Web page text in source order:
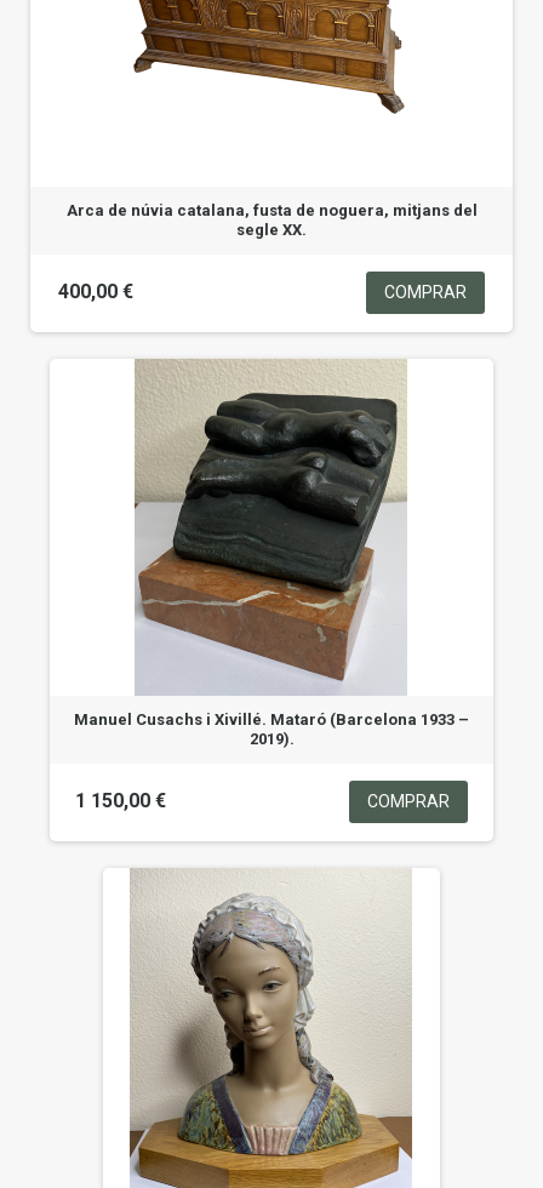
Arca de núvia catalana, fusta de noguera, mitjans del
segle XX.
400,00 € COMPRAR
Manuel Cusachs i Xivillé. Mataró (Barcelona 1933 –
2019).
1 150,00 € COMPRAR